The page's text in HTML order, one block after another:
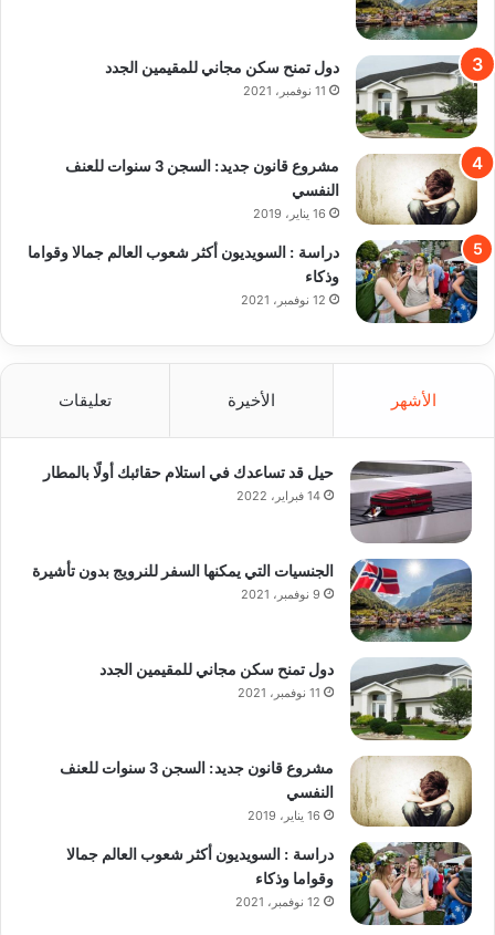
دول تمنح سكن مجاني للمقيمين الجدد
11 نوفمبر، 2021
مشروع قانون جديد: السجن 3 سنوات للعنف
النفسي
16 يناير، 2019
دراسة : السويديون أكثر شعوب العالم جمالا وقواما
وذكاء
12 نوفمبر، 2021
الأشهر الأخيرة تعليقات
حيل قد تساعدك في استلام حقائبك أولًا بالمطار
14 فبراير، 2022
الجنسيات التي يمكنها السفر للنرويج بدون تأشيرة
9 نوفمبر، 2021
دول تمنح سكن مجاني للمقيمين الجدد
11 نوفمبر، 2021
مشروع قانون جديد: السجن 3 سنوات للعنف
النفسي
16 يناير، 2019
دراسة : السويديون أكثر شعوب العالم جمالا
وقواما وذكاء
12 نوفمبر، 2021